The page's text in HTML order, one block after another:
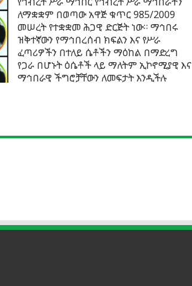
ለማቋቋም በወጣው አዋጅ ቁጥር 985/2009
መሠረት የተቋቋመ ሕጋዊ ድርጅት ነው። ማኅበሩ
ዝቅተኛውን የማኅበረሰብ ክፍልን እና የሥራ
ፈጣሪዎችን በተለይ ሴቶችን ማዕከል በማድረግ
የጋራ በሆኑት ዕሴቶች ላይ ማለትም ኢኮኖሚያዊ እና
ማኅበራዊ ችግሮቻቸውን ለመፍታት እንዲችሉ